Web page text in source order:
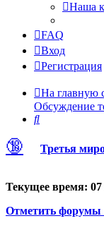
Наша
FAQ
Вход
Регистрация
На главную
Обсуждение
Поиск
🔞 Третья
Текущее время: 07
Отметить форумы